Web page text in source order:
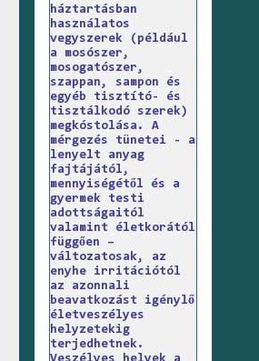
háztartásban
használatos
vegyszerek (például
a mosószer,
mosogatószer,
szappan, sampon és
egyéb tisztító- és
tisztálkodó szerek)
megkóstolása. A
mérgezés tünetei - a
lenyelt anyag
fajtájától,
mennyiségétől és a
gyermek testi
adottságaitól
valamint életkorától
függően –
változatosak, az
enyhe irritációtól
az azonnali
beavatkozást igénylő
életveszélyes
helyzetekig
terjedhetnek.